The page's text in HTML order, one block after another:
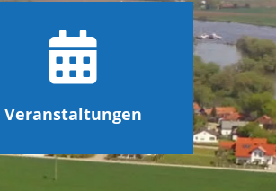
Veranstaltungen